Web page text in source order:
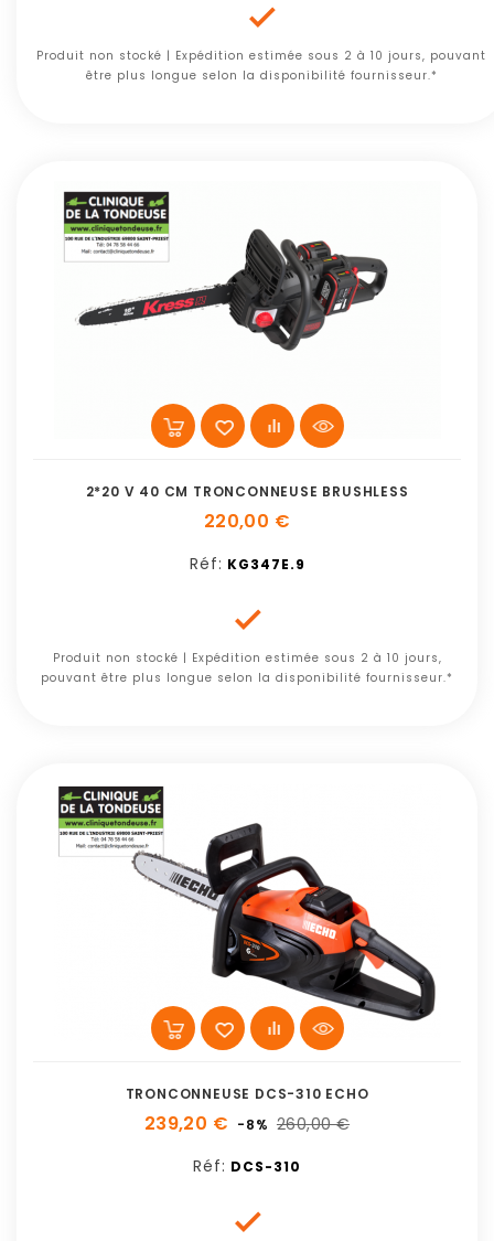

Produit non stocké | Expédition estimée sous 2 à 10 jours, pouvant
être plus longue selon la disponibilité fournisseur.*
2*20 V 40 CM TRONCONNEUSE BRUSHLESS
220,00 €
Réf: KG347E.9

Produit non stocké | Expédition estimée sous 2 à 10 jours,
pouvant être plus longue selon la disponibilité fournisseur.*
TRONCONNEUSE DCS-310 ECHO
239,20 € -8% 260,00 €
Réf: DCS-310
